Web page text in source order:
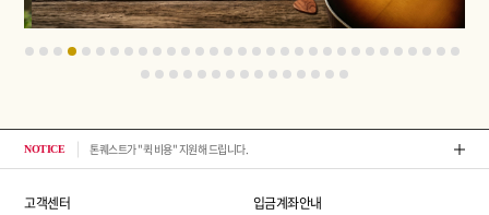
NOTICE 2026년 08월 뉴스 & 입고 소식
고객센터 입금계좌안내